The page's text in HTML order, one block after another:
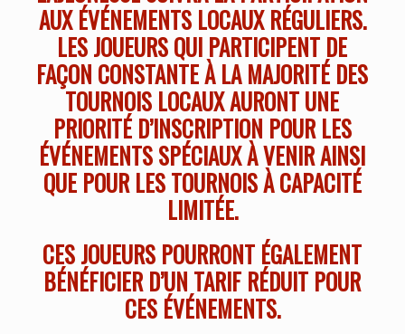
AUX ÉVÉNEMENTS LOCAUX RÉGULIERS.
LES JOUEURS QUI PARTICIPENT DE
FAÇON CONSTANTE À LA MAJORITÉ DES
TOURNOIS LOCAUX AURONT UNE
PRIORITÉ D’INSCRIPTION POUR LES
ÉVÉNEMENTS SPÉCIAUX À VENIR AINSI
QUE POUR LES TOURNOIS À CAPACITÉ
LIMITÉE.
CES JOUEURS POURRONT ÉGALEMENT
BÉNÉFICIER D’UN TARIF RÉDUIT POUR
CES ÉVÉNEMENTS.